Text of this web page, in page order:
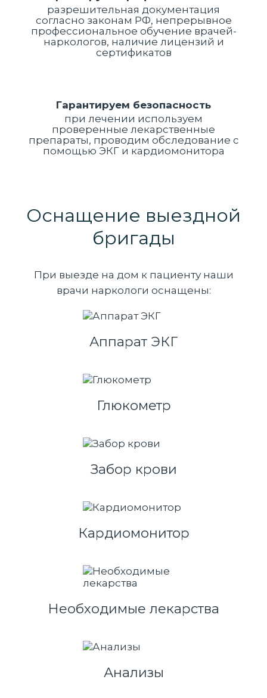
разрешительная документация
согласно законам РФ, непрерывное
профессиональное обучение врачей-
наркологов, наличие лицензий и
сертификатов
Гарантируем безопасность
при лечении используем
проверенные лекарственные
препараты, проводим обследование с
помощью ЭКГ и кардиомонитора
Оснащение выездной
бригады
При выезде на дом к пациенту наши
врачи наркологи оснащены:
Аппарат ЭКГ
Глюкометр
Забор крови
Кардиомонитор
Необходимые лекарства
Анализы